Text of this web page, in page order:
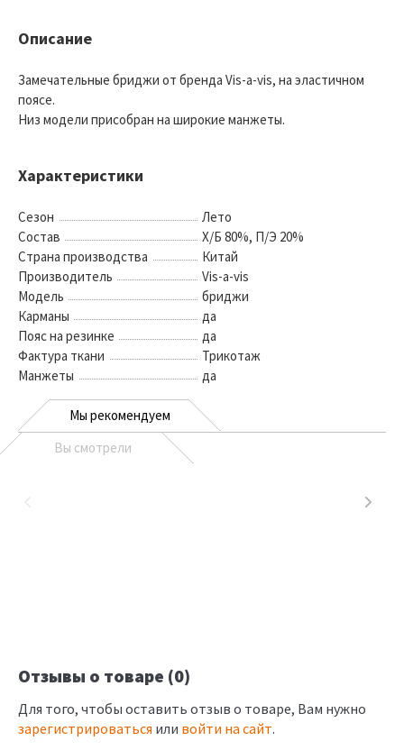
Описание
Замечательные бриджи от бренда Vis-a-vis, на эластичном
поясе.
Низ модели присобран на широкие манжеты.
Характеристики
Сезон
Лето
Состав
Х/Б 80%, П/Э 20%
Страна производства
Китай
Производитель
Vis-a-vis
Модель
бриджи
Карманы
да
Пояс на резинке
да
Фактура ткани
Трикотаж
Манжеты
да
Мы рекомендуем
Вы смотрели
Отзывы о товаре (0)
Для того, чтобы оставить отзыв о товаре, Вам нужно
зарегистрироваться или войти на сайт.